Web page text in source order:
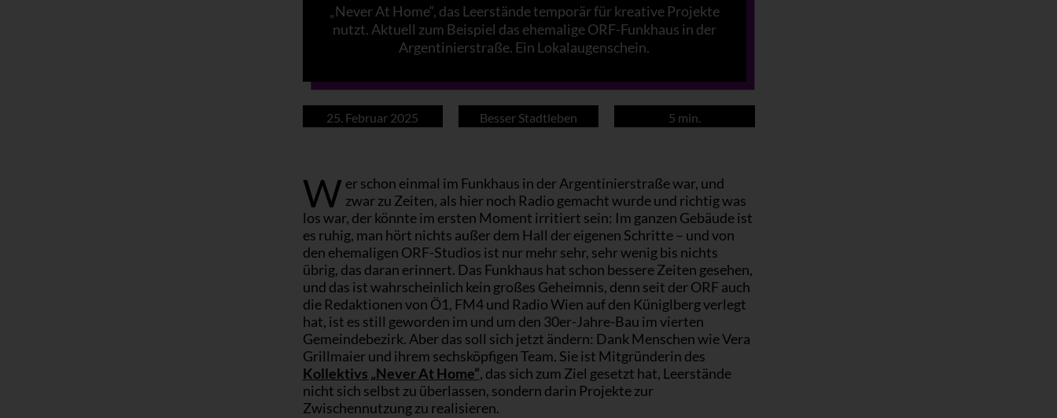
„Never At Home“, das Leerstände temporär für kreative Projekte
nutzt. Aktuell zum Beispiel das ehemalige ORF-Funkhaus in der
Argentinierstraße. Ein Lokalaugenschein.
25. Februar 2025 Besser Stadtleben 5 min.
W er schon einmal im Funkhaus in der Argentinierstraße war, und
zwar zu Zeiten, als hier noch Radio gemacht wurde und richtig was
los war, der könnte im ersten Moment irritiert sein: Im ganzen Gebäude ist
es ruhig, man hört nichts außer dem Hall der eigenen Schritte – und von
den ehemaligen ORF-Studios ist nur mehr sehr, sehr wenig bis nichts
übrig, das daran erinnert. Das Funkhaus hat schon bessere Zeiten gesehen,
und das ist wahrscheinlich kein großes Geheimnis, denn seit der ORF auch
die Redaktionen von Ö1, FM4 und Radio Wien auf den Küniglberg verlegt
hat, ist es still geworden im und um den 30er-Jahre-Bau im vierten
Gemeindebezirk. Aber das soll sich jetzt ändern: Dank Menschen wie Vera
Grillmaier und ihrem sechsköpfigen Team. Sie ist Mitgründerin des
Kollektivs „Never At Home“, das sich zum Ziel gesetzt hat, Leerstände
nicht sich selbst zu überlassen, sondern darin Projekte zur
Zwischennutzung zu realisieren.